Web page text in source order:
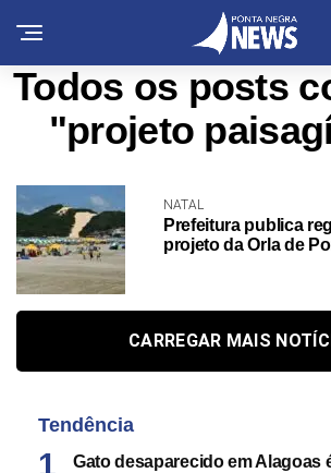
Todos os posts
"projeto
NATAL
Prefeitura publica
projeto da Orla de
CARREGAR MAIS
Tendência
Gato desaparecido em Alagoas